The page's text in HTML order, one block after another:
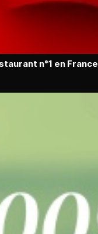
n°1 en France